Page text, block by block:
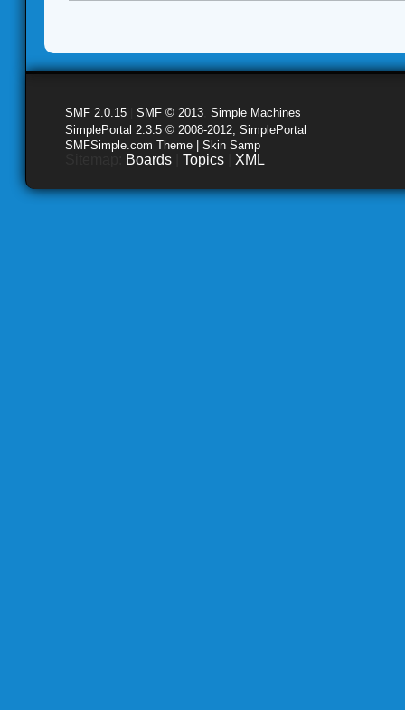
SMF 2.0.15 SMF © 2013 Simple Machines
SimplePortal 2.3.5 © 2008-2012, SimplePortal
SMFSimple.com Theme | Skin Samp
Boards Topics XML